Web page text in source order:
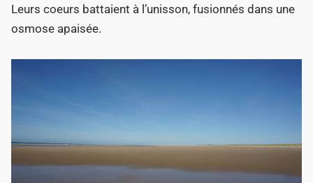
Leurs coeurs battaient à l’unisson, fusionnés dans une
osmose apaisée.